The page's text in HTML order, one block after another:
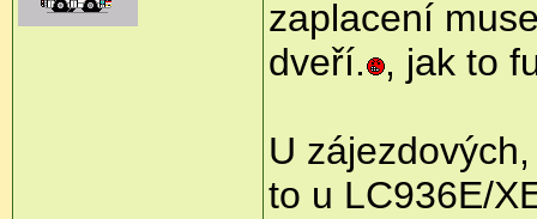
zaplacení
dveří.
, jak to
U
to u LC936E/